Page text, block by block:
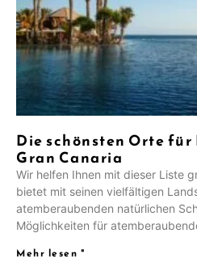
Die schönsten Orte
Gran Canaria
Wir helfen Ihnen mit dieser Liste
bietet mit seinen vielfältigen
atemberaubenden natürlichen
Möglichkeiten für
Mehr lesen "